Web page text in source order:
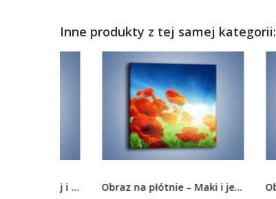
Inne produkty z tej samej kategorii:
Obraz na płótnie – Maki i jeszcze raz maki –...